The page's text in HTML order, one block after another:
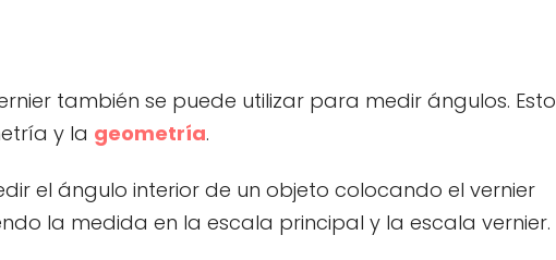
también se puede utilizar para medir ángulos. Esto
y la geometría.
el ángulo interior de un objeto colocando el vernier
la medida en la escala principal y la escala vernier.